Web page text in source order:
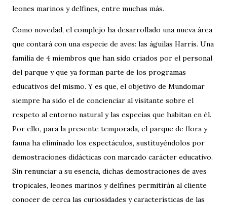
leones marinos y delfines, entre muchas más.
Como novedad, el complejo ha desarrollado una nueva área
que contará con una especie de aves: las águilas Harris. Una
familia de 4 miembros que han sido criados por el personal
del parque y que ya forman parte de los programas
educativos del mismo. Y es que, el objetivo de Mundomar
siempre ha sido el de concienciar al visitante sobre el
respeto al entorno natural y las especias que habitan en él.
Por ello, para la presente temporada, el parque de flora y
fauna ha eliminado los espectáculos, sustituyéndolos por
demostraciones didácticas con marcado carácter educativo.
Sin renunciar a su esencia, dichas demostraciones de aves
tropicales, leones marinos y delfines permitirán al cliente
conocer de cerca las curiosidades y características de las